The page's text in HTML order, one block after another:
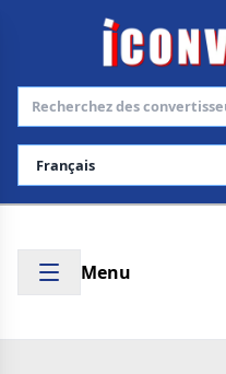
Choisir la langue
Menu